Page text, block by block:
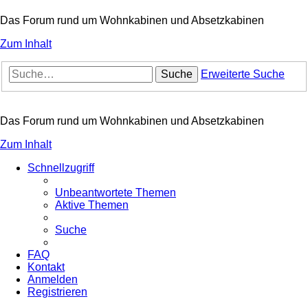
Das Forum rund um Wohnkabinen und Absetzkabinen
Zum Inhalt
Suche Erweiterte Suche
Das Forum rund um Wohnkabinen und Absetzkabinen
Zum Inhalt
Schnellzugriff
Unbeantwortete Themen
Aktive Themen
Suche
FAQ
Kontakt
Anmelden
Registrieren